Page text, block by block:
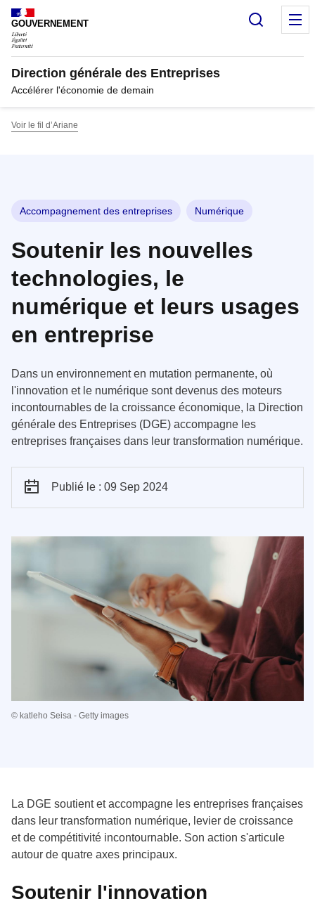
Panneau de gestion des cookies
GOUVERNEMENT
Direction générale des Entreprises
Accélérer l'économie de demain
Voir le fil d’Ariane
Accompagnement des entreprises Numérique
Soutenir les nouvelles
technologies, le
numérique et leurs usages
en entreprise
Dans un environnement en mutation permanente, où
l'innovation et le numérique sont devenus des moteurs
incontournables de la croissance économique, la Direction
générale des Entreprises (DGE) accompagne les
entreprises françaises dans leur transformation numérique.
Publié le : 09 Sep 2024
© katleho Seisa - Getty images
La DGE soutient et accompagne les entreprises françaises
dans leur transformation numérique, levier de croissance
et de compétitivité incontournable. Son action s'articule
autour de quatre axes principaux.
Soutenir l'innovation